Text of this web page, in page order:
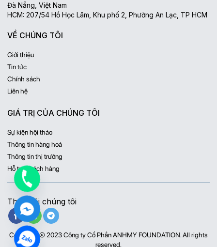
Đà Nẵng, Việt Nam
HCM: 207/54 Hồ Học Lãm, Khu phố 2, Phường An Lạc, TP HCM
VỀ CHÚNG TÔI
Giới thiệu
Tin tức
Chính sách
Liên hệ
GIÁ TRỊ CỦA CHÚNG TÔI
Sự kiện hội thảo
Thông tin hàng hoá
Thông tin thị trường
Hỗ trợ khách hàng
Theo dõi chúng tôi
Copyright © 2023 Công ty Cổ Phần ANHMY FOUNDATION. All rights
reserved.